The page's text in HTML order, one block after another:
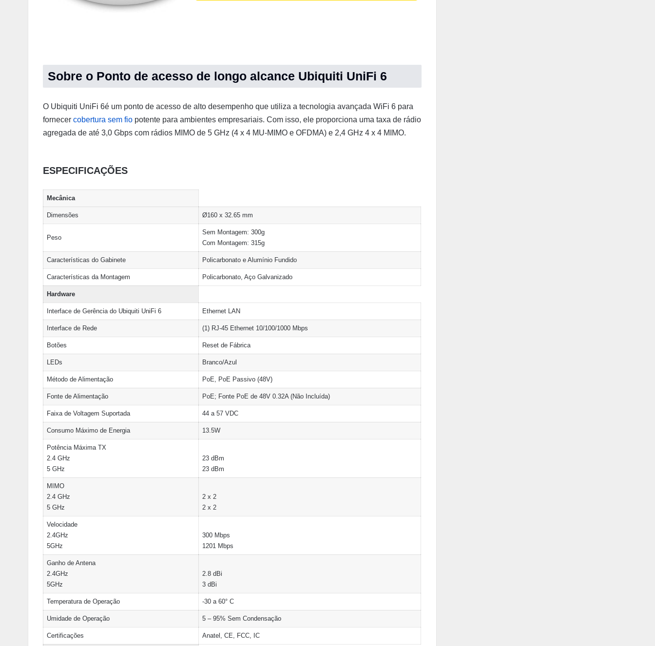
Sobre o Ponto de acesso de longo alcance Ubiquiti UniFi 6
O Ubiquiti UniFi 6é um ponto de acesso de alto desempenho que utiliza a tecnologia avançada WiFi 6 para
fornecer cobertura sem fio potente para ambientes empresariais. Com isso, ele proporciona uma taxa de rádio
agregada de até 3,0 Gbps com rádios MIMO de 5 GHz (4 x 4 MU-MIMO e OFDMA) e 2,4 GHz 4 x 4 MIMO.
ESPECIFICAÇÕES
Mecânica
Dimensões Ø160 x 32.65 mm
Peso
Sem Montagem: 300g
Com Montagem: 315g
Características do Gabinete Policarbonato e Alumínio Fundido
Características da Montagem Policarbonato, Aço Galvanizado
Hardware
Interface de Gerência do Ubiquiti UniFi 6 Ethernet LAN
Interface de Rede (1) RJ-45 Ethernet 10/100/1000 Mbps
Botões Reset de Fábrica
LEDs Branco/Azul
Método de Alimentação PoE, PoE Passivo (48V)
Fonte de Alimentação PoE; Fonte PoE de 48V 0.32A (Não Incluída)
Faixa de Voltagem Suportada 44 a 57 VDC
Consumo Máximo de Energia 13.5W
Potência Máxima TX
2.4 GHz
5 GHz
23 dBm
23 dBm
MIMO
2.4 GHz
5 GHz
2 x 2
2 x 2
Velocidade
2.4GHz
5GHz
300 Mbps
1201 Mbps
Ganho de Antena
2.4GHz
5GHz
2.8 dBi
3 dBi
Temperatura de Operação -30 a 60° C
Umidade de Operação 5 – 95% Sem Condensação
Certificações Anatel, CE, FCC, IC